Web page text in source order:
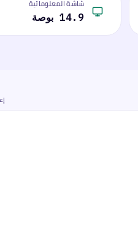
شاشة المعلوماتية
14.9 بوصة